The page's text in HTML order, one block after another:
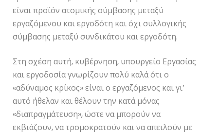
είναι προϊόν ατομικής σύμβασης μεταξύ
εργαζόμενου και εργοδότη και όχι συλλογικής
σύμβασης μεταξύ συνδικάτου και εργοδότη.
Στη σχέση αυτή, κυβέρνηση, υπουργείο Εργασίας
και εργοδοσία γνωρίζουν πολύ καλά ότι ο
«αδύναμος κρίκος» είναι ο εργαζόμενος και γι’
αυτό ήθελαν και θέλουν την κατά μόνας
«διαπραγμάτευση», ώστε να μπορούν να
εκβιάζουν, να τρομοκρατούν και να απειλούν με